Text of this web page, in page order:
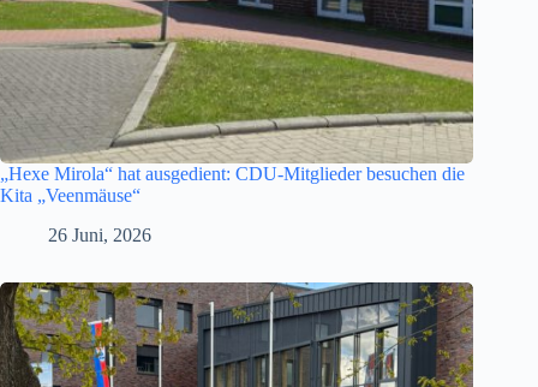
„Hexe Mirola“ hat ausgedient: CDU-Mitglieder besuchen die
Kita „Veenmäuse“
26 Juni, 2026